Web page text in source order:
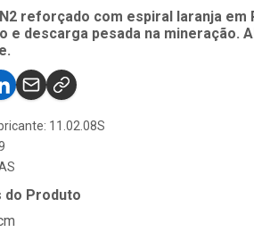
reforçado com espiral laranja em
e descarga pesada na mineração.
11.02.08S
do Produto